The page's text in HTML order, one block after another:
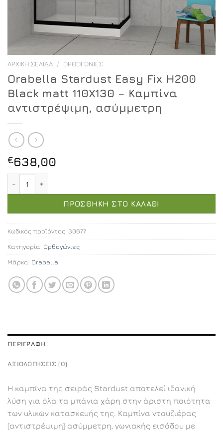
ΑΡΧΙΚΉ ΣΕΛΊΔΑ / ΟΡΘΟΓΏΝΙΕΣ
Orabella Stardust Easy Fix H200
Black matt 110X130 – Καμπίνα
αντιστρέψιμη, ασύμμετρη
€638,00
ΠΡΟΣΘΉΚΗ ΣΤΟ ΚΑΛΆΘΙ
Κωδικός προϊόντος: 30677
Κατηγορία: Ορθογώνιες
Μάρκα: Orabella
ΠΕΡΙΓΡΑΦΉ
ΑΞΙΟΛΟΓΉΣΕΙΣ (0)
Η καμπίνα της σειράς Stardust αποτελεί ιδανική
λύση για όλα τα μπάνια χάρη στην άριστη ποιότητα
των υλικών κατασκευής της. Καμπίνα ντουζιέρας
(αντιστρέψιμη) ασύμμετρη, γωνιακής εισόδου με